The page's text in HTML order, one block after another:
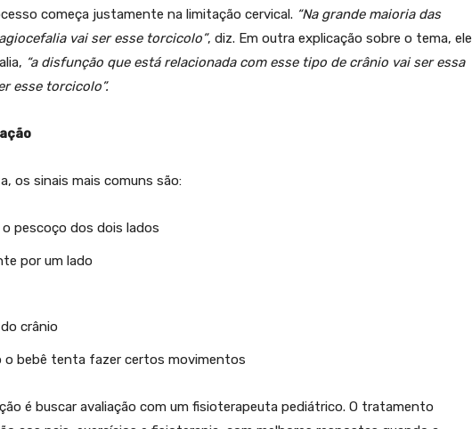
começa justamente na limitação cervical. “Na grande maioria das
vai ser esse torcicolo”, diz. Em outra explicação sobre o tema, ele
“a disfunção que está relacionada com esse tipo de crânio vai ser essa
esse torcicolo”.
os sinais mais comuns são:
o pescoço dos dois lados
por um lado
crânio
bebê tenta fazer certos movimentos
é buscar avaliação com um fisioterapeuta pediátrico. O tratamento